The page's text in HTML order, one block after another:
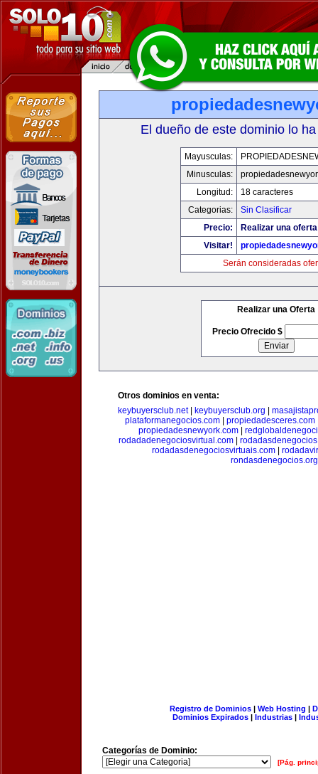
El dueño de este dominio lo
Mayusculas:
Minusculas:
Longitud:
18 caracteres
Categorias:
Sin Clasificar
Precio:
Realizar una
Visitar!
Serán consideradas
Realizar una Oferta
Precio Ofrecido $
Otros dominios en venta:
keybuyersclub.net| keybuyersclub.org
plataformanegocios.com
propiedadesceres.com
propiedadesnewyork.com|
rodadadenegociosvirtual.com|
rodadasdenegociosvirtuais.com|
rondasdenegocios.org
Registro de Dominios| Web Hosting |
Dominios Expirados | Industrias |
Categorías de Dominio:
[Pág.